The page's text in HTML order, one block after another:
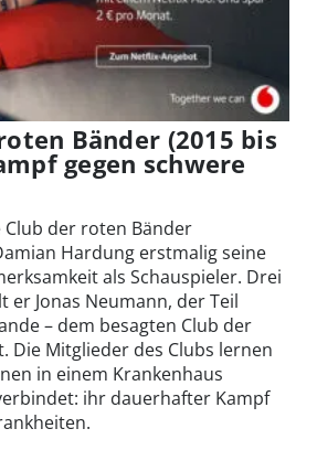
Bänder (2015 bis
gegen schwere
Club der roten Bänder
Hardung erstmalig seine
als Schauspieler. Drei
er Jonas Neumann, der Teil
– dem besagten Club der
Die Mitglieder des Clubs lernen
in einem Krankenhaus
ihr dauerhafter Kampf